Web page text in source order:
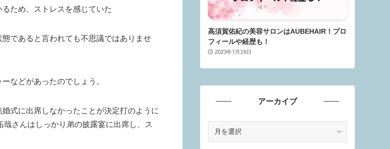
ため、ストレスを感じていた
であると言われても不思議ではありませ
などがあったのでしょう。
式に出席しなかったことが決定打のように
さんはしっかり弟の披露宴に出席し、ス
高須賀佑紀の美容サロンはAUBEHAIR！プロ
フィールや経歴も！
2023年7月19日
アーカイブ